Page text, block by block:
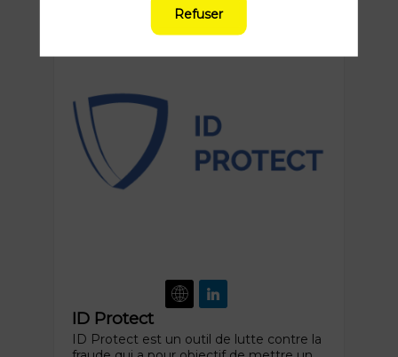
ID Protect
ID Protect est un outil de lutte contre la
Refuser